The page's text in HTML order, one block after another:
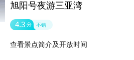
旭阳号夜游三亚湾
4.3 分 不错
查看景点简介及开放时间